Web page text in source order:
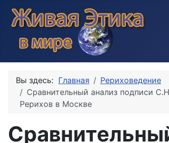
Вы здесь: Главная
Рериховедение
Сравнительный анализ подписи
Рерихов в Москве